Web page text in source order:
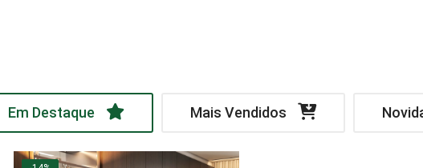
Em Destaque Mais Vendidos